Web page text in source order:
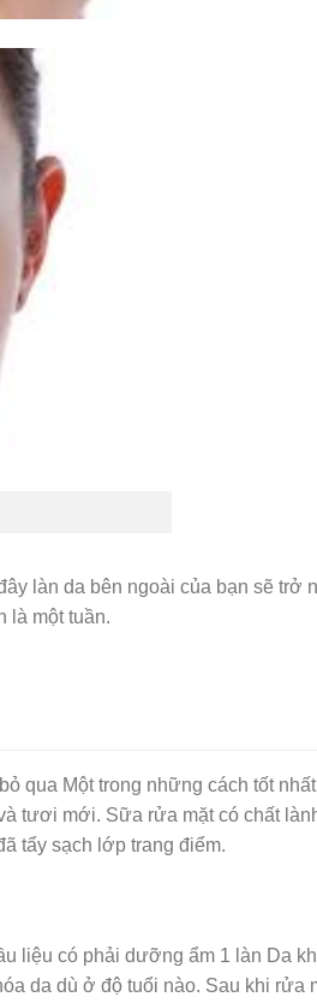
làn da bên ngoài của bạn sẽ trở
là một tuần.
qua Một trong những cách tốt
tươi mới. Sữa rửa mặt có chất
tẩy sạch lớp trang điểm.
liệu có phải dưỡng ẩm 1 làn Da
da dù ở độ tuổi nào. Sau khi rửa